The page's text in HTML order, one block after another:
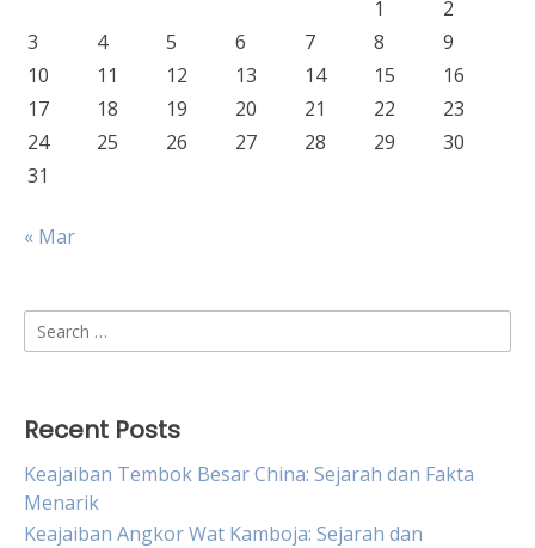
1
2
3
4 5 6 7 8
9
10
11 12 13 14 15
16
17
18 19 20 21 22
23
24
25 26 27 28 29
30
31
« Mar
Search
for:
Recent Posts
Keajaiban Tembok Besar China: Sejarah dan Fakta
Menarik
Keajaiban Angkor Wat Kamboja: Sejarah dan